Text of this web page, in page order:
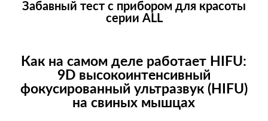
Забавный тест с прибором для красоты
серии ALL
Как на самом деле работает HIFU:
9D высокоинтенсивный
фокусированный ультразвук (HIFU)
на свиных мышцах